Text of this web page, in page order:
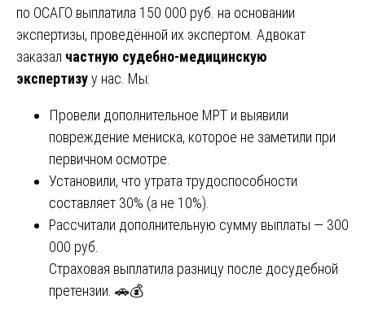
по ОСАГО выплатила 150 000 руб. на основании
экспертизы, проведённой их экспертом. Адвокат
заказал частную судебно-медицинскую
экспертизуу нас. Мы:
Провели дополнительное МРТ и выявили
повреждение мениска, которое не заметили при
первичном осмотре.
Установили, что утрата трудоспособности
составляет 30% (а не 10%).
Рассчитали дополнительную сумму выплаты — 300
000 руб.
Страховая выплатила разницу после досудебной
претензии. 🚗💰